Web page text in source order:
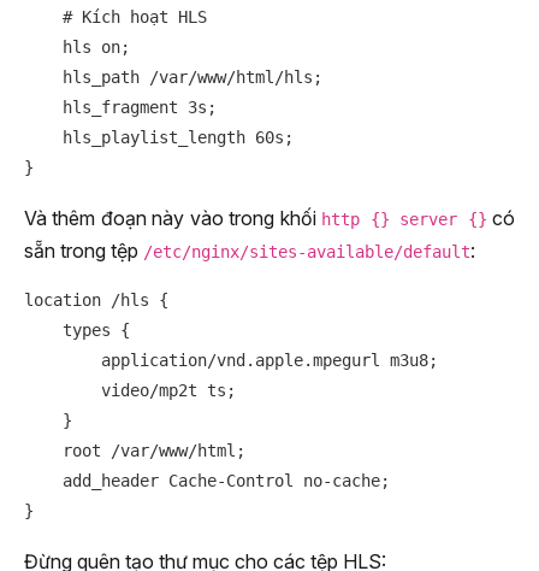
    # Kích hoạt HLS
    hls on;
    hls_path /var/www/html/hls;
    hls_fragment 3s;
    hls_playlist_length 60s;
Và thêm đoạn này vào trong khối http {} server {} có
sẵn trong tệp /etc/nginx/sites-available/default:
location /hls {
    types {
        application/vnd.apple.mpegurl m3u8;
        video/mp2t ts;
    }
    root /var/www/html;
    add_header Cache-Control no-cache;
Đừng quên tạo thư mục cho các tệp HLS: